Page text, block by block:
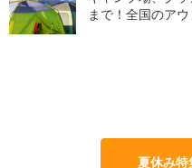
まで！全国のア
夏休み特